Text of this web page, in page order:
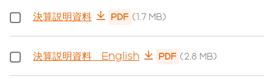
決算説明資料 PDF (1.7 MB)
決算説明資料 English PDF (2.8 MB)